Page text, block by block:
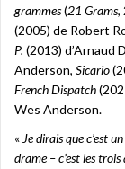
grammes(21 Grams,
(2005) de Robert
P. (2013) d’Arnaud
Anderson, Sicario
French Dispatch
Wes Anderson.
« Je dirais que c’est
drame – c’est les